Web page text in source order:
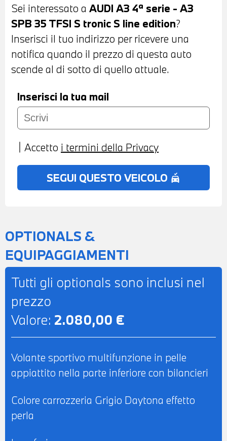
POSTERIORE AUTOMATICO - INTERNI IN
STOFFA ANTRACITE - VOLANTE
SPORTIVO IN PELLE APPIATTITO NELLA
PARTE INFERIORE - CRUISE CONTROL
ADATTIVO - CAMBIO AUTOMATICO CON
LEVE AL VOLANTE - FRENATA DI
EMERGENZA ASSISTITA - CONTOLLO
ELETTRONICO DELLA CORSIA -
PREDISPOSIZIONE APPLE CAR PLAY E
ANDROID AUTO - PACCHETTO LUCI
INTERNE - CLIMATIZZATORE
PROVA - POSSIBILITA' DI PERMUTA -
POSSIBILITA' DI FINANZIAMENTO ANCHE
PER L'INTERO IMPORTO
Sei interessato a AUDI A3 4ª serie - A3
SPB 35 TFSI S tronic S line edition?
Inserisci il tuo indirizzo per ricevere una
notifica quando il prezzo di questa auto
scende al di sotto di quello attuale.
Inserisci la tua mail
Accetto i termini della Privacy
SEGUI QUESTO VEICOLO no_crash
OPTIONALS &
EQUIPAGGIAMENTI
Tutti gli optionals sono inclusi nel
prezzo
Valore: 2.080,00 €
Volante sportivo multifunzione in pelle
appiattito nella parte inferiore con bilancieri
Colore carrozzeria Grigio Daytona effetto
perla